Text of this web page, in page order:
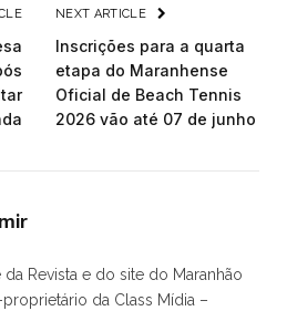
NEXT ARTICLE
Inscrições para a quarta
etapa do Maranhense
Oficial de Beach Tennis
2026 vão até 07 de junho
da Revista e do site do Maranhão
da Class Mídia –